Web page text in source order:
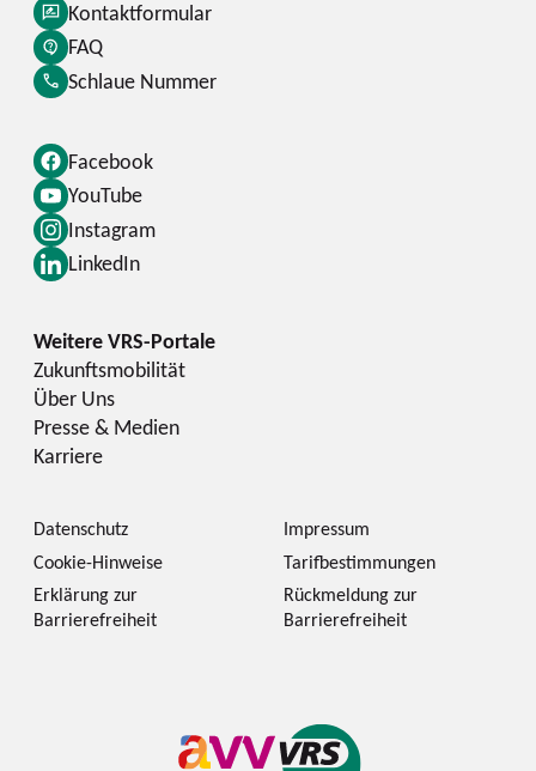
Facebook
YouTube
Instagram
LinkedIn
Kontaktformular
FAQ
Schlaue Nummer
Zukunftsmobilität
Über Uns
Presse & Medien
Karriere
Datenschutz
Impressum
Cookie-Hinweise
Tarifbestimmungen
Erklärung zur
Barrierefreiheit
Rückmeldung zur
Barrierefreiheit